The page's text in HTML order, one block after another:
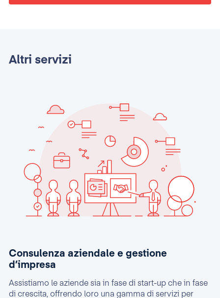
Altri servizi
Consulenza aziendale e gestione
d’impresa
Assistiamo le aziende sia in fase di start-up che in fase
di crescita, offrendo loro una gamma di servizi per